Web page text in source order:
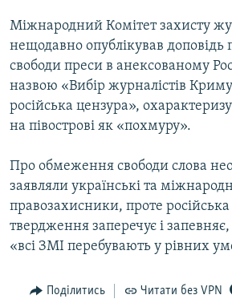
Міжнародний Комітет захисту
нещодавно опублікував доповідь
свободи преси в анексованому
назвою «Вибір журналістів
російська цензура»,
на півострові як «похмуру».
Про обмеження свободи слова
заявляли українські та
правозахисники, проте
твердження заперечує і
«всі ЗМІ перебувають у рівних
Поділитись Читати без VPN